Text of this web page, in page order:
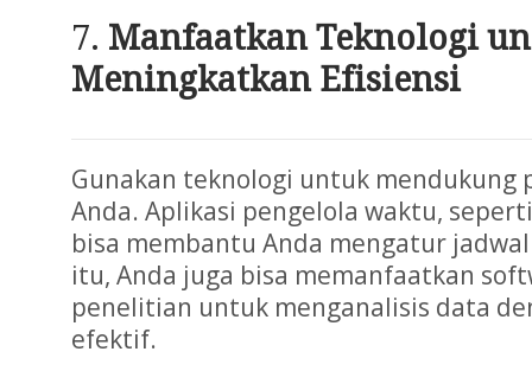
Manfaatkan Teknologi
Meningkatkan Efisiensi
Gunakan teknologi untuk mendukung
Anda. Aplikasi pengelola waktu,
bisa membantu Anda mengatur
itu, Anda juga bisa memanfaatkan
penelitian untuk menganalisis data
efektif.